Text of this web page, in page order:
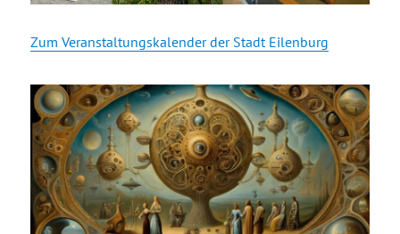
Zum Veranstaltungskalender der Stadt Eilenburg